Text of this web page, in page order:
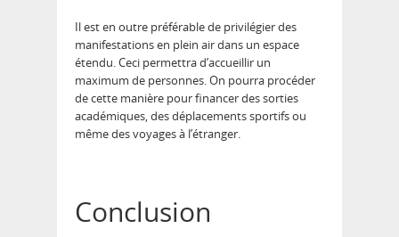
Il est en outre préférable de privilégier des
manifestations en plein air dans un espace
étendu. Ceci permettra d’accueillir un
maximum de personnes. On pourra procéder
de cette manière pour financer des sorties
académiques, des déplacements sportifs ou
même des voyages à l’étranger.
Conclusion